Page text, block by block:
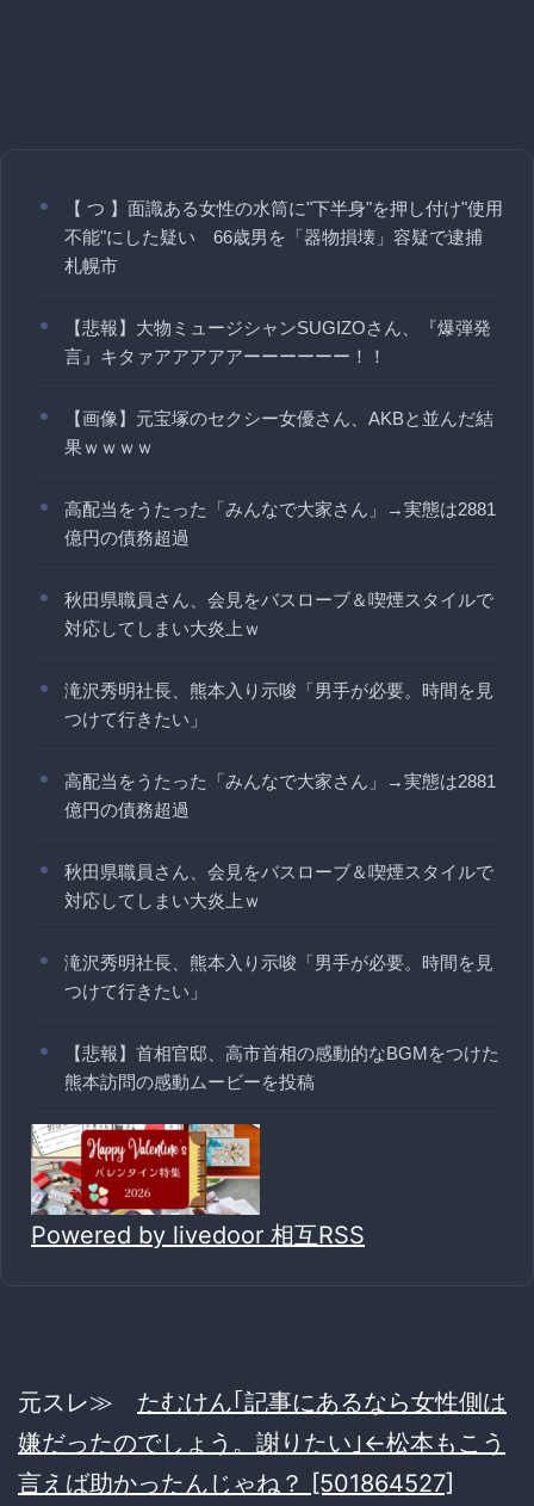
【 つ 】面識ある女性の水筒に"下半身"を押し付け"使用
不能"にした疑い 66歳男を「器物損壊」容疑で逮捕
札幌市
【悲報】大物ミュージシャンSUGIZOさん、『爆弾発
言』キタァアアアアアーーーーーー！！
【画像】元宝塚のセクシー女優さん、AKBと並んだ結
果ｗｗｗｗ
高配当をうたった「みんなで大家さん」→実態は2881
億円の債務超過
秋田県職員さん、会見をバスローブ＆喫煙スタイルで
対応してしまい大炎上ｗ
滝沢秀明社長、熊本入り示唆「男手が必要。時間を見
つけて行きたい」
高配当をうたった「みんなで大家さん」→実態は2881
億円の債務超過
秋田県職員さん、会見をバスローブ＆喫煙スタイルで
対応してしまい大炎上ｗ
滝沢秀明社長、熊本入り示唆「男手が必要。時間を見
つけて行きたい」
【悲報】首相官邸、高市首相の感動的なBGMをつけた
熊本訪問の感動ムービーを投稿
Powered by livedoor 相互RSS
元スレ≫ たむけん｢記事にあるなら女性側は
嫌だったのでしょう。謝りたい｣←松本もこう
言えば助かったんじゃね？ [501864527]